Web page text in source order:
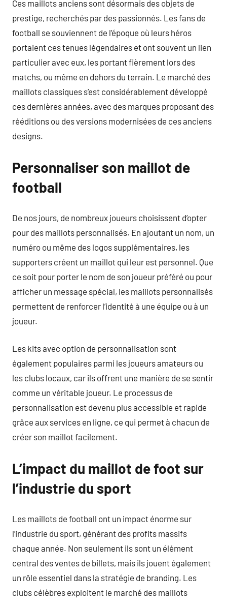
Ces maillots anciens sont désormais des objets de
prestige, recherchés par des passionnés. Les fans de
football se souviennent de l’époque où leurs héros
portaient ces tenues légendaires et ont souvent un lien
particulier avec eux, les portant fièrement lors des
matchs, ou même en dehors du terrain. Le marché des
maillots classiques s’est considérablement développé
ces dernières années, avec des marques proposant des
rééditions ou des versions modernisées de ces anciens
designs.
Personnaliser son maillot de
football
De nos jours, de nombreux joueurs choisissent d’opter
pour des maillots personnalisés. En ajoutant un nom, un
numéro ou même des logos supplémentaires, les
supporters créent un maillot qui leur est personnel. Que
ce soit pour porter le nom de son joueur préféré ou pour
afficher un message spécial, les maillots personnalisés
permettent de renforcer l’identité à une équipe ou à un
joueur.
Les kits avec option de personnalisation sont
également populaires parmi les joueurs amateurs ou
les clubs locaux, car ils offrent une manière de se sentir
comme un véritable joueur. Le processus de
personnalisation est devenu plus accessible et rapide
grâce aux services en ligne, ce qui permet à chacun de
créer son maillot facilement.
L’impact du maillot de foot sur
l’industrie du sport
Les maillots de football ont un impact énorme sur
l’industrie du sport, générant des profits massifs
chaque année. Non seulement ils sont un élément
central des ventes de billets, mais ils jouent également
un rôle essentiel dans la stratégie de branding. Les
clubs célèbres exploitent le marché des maillots